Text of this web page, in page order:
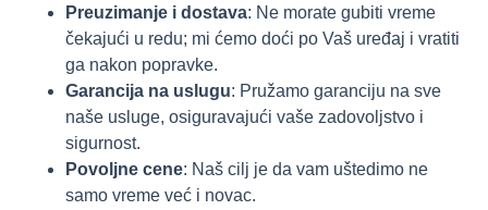
Preuzimanje i dostava: Ne morate gubiti vreme
čekajući u redu; mi ćemo doći po Vaš uređaj i vratiti
ga nakon popravke.
Garancija na uslugu: Pružamo garanciju na sve
naše usluge, osiguravajući vaše zadovoljstvo i
sigurnost.
Povoljne cene: Naš cilj je da vam uštedimo ne
samo vreme već i novac.